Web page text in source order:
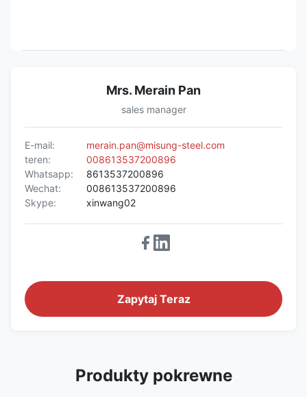
Mrs. Merain Pan
sales manager
E-mail:
merain.pan@misung-steel.com
teren:
008613537200896
Whatsapp:
8613537200896
Wechat:
008613537200896
Skype:
xinwang02
Zapytaj Teraz
Produkty pokrewne